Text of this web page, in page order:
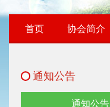
首页 协会简介
通知公告
通知公告